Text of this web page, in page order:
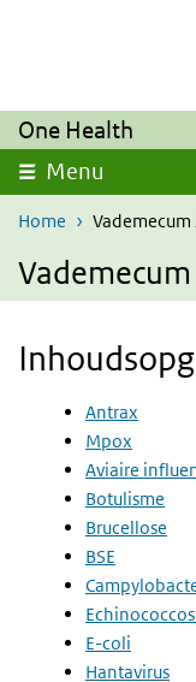
One Health
Menu
Home
Antrax
Mpox
Aviaire
Botulisme
Brucellose
BSE
E-coli
Hantavirus